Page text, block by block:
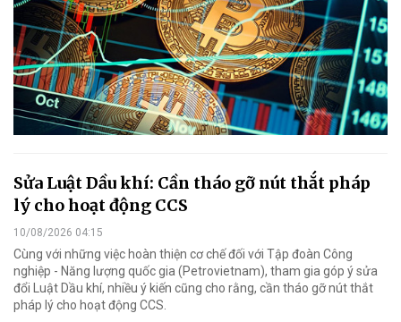
Sửa Luật Dầu khí: Cần tháo gỡ nút thắt pháp
lý cho hoạt động CCS
10/08/2026 04:15
Cùng với những việc hoàn thiện cơ chế đối với Tập đoàn Công
nghiệp - Năng lượng quốc gia (Petrovietnam), tham gia góp ý sửa
đổi Luật Dầu khí, nhiều ý kiến cũng cho rằng, cần tháo gỡ nút thắt
pháp lý cho hoạt động CCS.